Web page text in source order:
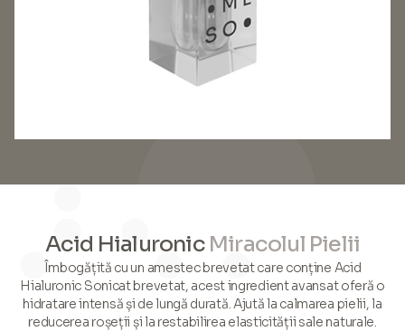
Acid Hialuronic Miracolul Pielii
Îmbogățită cu un amestec brevetat care conține Acid
Hialuronic Sonicat brevetat, acest ingredient avansat oferă o
hidratare intensă și de lungă durată. Ajută la calmarea pielii, la
reducerea roșeții și la restabilirea elasticității sale naturale.